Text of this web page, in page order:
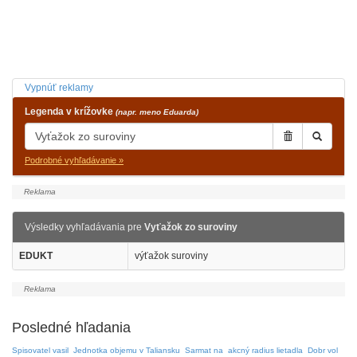
Vypnúť reklamy
Legenda v krížovke (napr. meno Eduarda)
Podrobné vyhľadávanie »
Výsledky vyhľadávania pre Vyťažok zo suroviny
EDUKT výťažok suroviny
Posledné hľadania
Spisovatel vasil Jednotka objemu v Taliansku Sarmat na akcný radius lietadla Dobr vol